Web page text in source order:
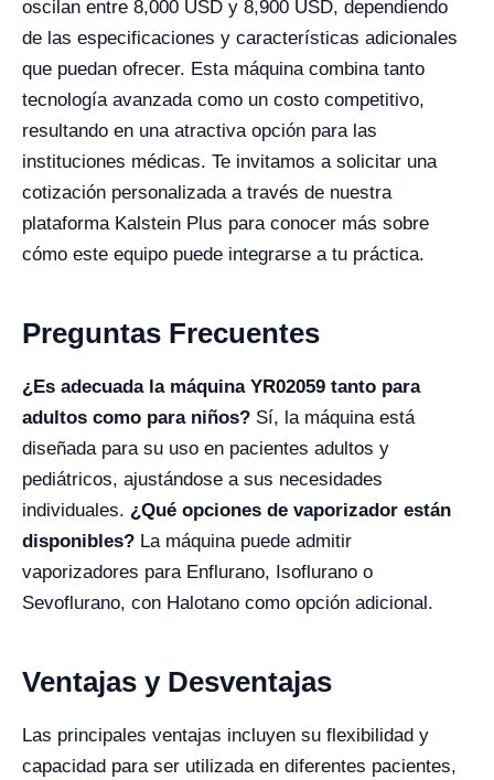
oscilan entre 8,000 USD y 8,900 USD, dependiendo
de las especificaciones y características adicionales
que puedan ofrecer. Esta máquina combina tanto
tecnología avanzada como un costo competitivo,
resultando en una atractiva opción para las
instituciones médicas. Te invitamos a solicitar una
cotización personalizada a través de nuestra
plataforma Kalstein Plus para conocer más sobre
cómo este equipo puede integrarse a tu práctica.
Preguntas Frecuentes
¿Es adecuada la máquina YR02059 tanto para
adultos como para niños? Sí, la máquina está
diseñada para su uso en pacientes adultos y
pediátricos, ajustándose a sus necesidades
individuales. ¿Qué opciones de vaporizador están
disponibles? La máquina puede admitir
vaporizadores para Enflurano, Isoflurano o
Sevoflurano, con Halotano como opción adicional.
Ventajas y Desventajas
Las principales ventajas incluyen su flexibilidad y
capacidad para ser utilizada en diferentes pacientes,